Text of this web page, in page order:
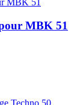
MBK 51